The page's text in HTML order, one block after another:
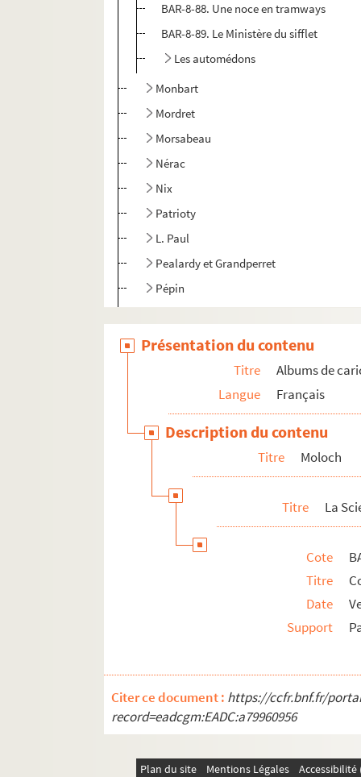
BAR-8-88. Une noce en tramways
BAR-8-89. Le Ministère du sifflet
Les automédons
Monbart
Mordret
Morsabeau
Nérac
Nix
Patrioty
L. Paul
Pealardy et Grandperret
Pépin
Pipp
Poudre et Matiga
Province et Etranger
F. Ramard
Randon
Eug. Renandin
Paul Roga
Stick
Stock
Talons ou TF
Présentation du contenu
Titre
Albums de
Langue
Français
Description du contenu
Titre Moloch
Titre La
Cote
Titre
Date
Support
Citer ce document : https://ccfr.bnf.fr/
record=eadcgm:EADC:a79960956
Plan du site Mentions Légales